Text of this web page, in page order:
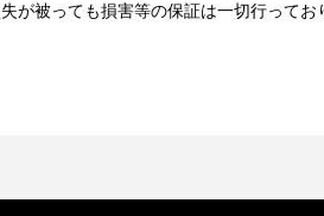
が被っても損害等の保証は一切行ってお